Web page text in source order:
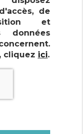
de
et
données
cliquez ici.